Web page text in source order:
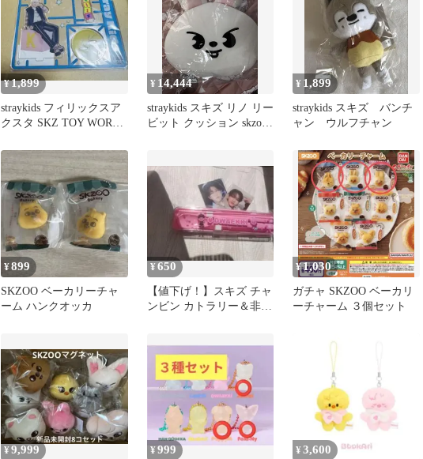
¥1,899
straykids フィリックスア
クスタ SKZ TOY WORLD
¥ 14,444
straykids スキズ リノ リー
ビット クッション skzoo
¥ 1,899
straykids スキズ バンチ
ャン ウルフチャン
¥899
SKZOO ベーカリーチャ
ーム ハンクオッカ
¥650
【値下げ！】スキズ チャ
ンビン カトラリー＆非売
¥1,030
ガチャ SKZOO ベーカリ
ーチャーム ３個セット
¥9,999 ¥999 ¥ 3,600